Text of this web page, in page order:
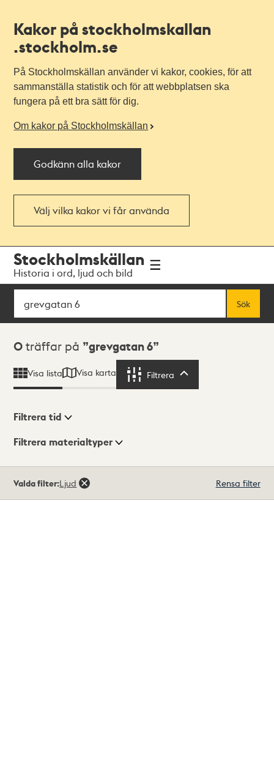
Kakor på stockholmskallan
.stockholm.se
På Stockholmskällan använder vi kakor, cookies, för att
sammanställa statistik och för att webbplatsen ska
fungera på ett bra sätt för dig.
Om kakor på Stockholmskällan
Godkänn alla kakor
Välj vilka kakor vi får använda
navigationen
huvudinnehållet
Stockholmskällan
Historia i ord, ljud och bild
Sök
Sök
Sökresultat
0 träffar på grevgatan 6
Visa lista Visa karta Filtrera
Visningsläge
Filtrera tid
Filtrera materialtyper
träffar
Valda filter:Ljud Rensa filter